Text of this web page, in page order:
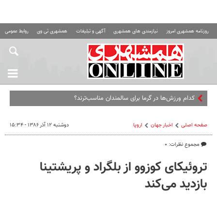
روزنامه همشهری امروز نیازمندی های همشهری آگهی و تبلیغات همشهری تی وی روابط عمومی
کدام ورزش‌ها در گرما برای سالمندان مناسب‌ترند؟
صفحه اصلی اخبار جهان اروپا
مجموع نظرات: ۰
دوشنبه ۱۲ آذر ۱۳۸۶ - ۱۵:۳۴
تروئیکای کوزوو از بلگراد و پریشتینا
بازدید می‌کند